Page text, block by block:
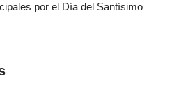
por el Día del Santísimo